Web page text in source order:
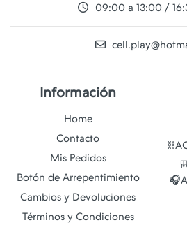
09:00 a 13:00 /
Información
Home
Contacto
Mis Pedidos
Botón de Arrepentimiento
Cambios y Devoluciones
Términos y Condiciones